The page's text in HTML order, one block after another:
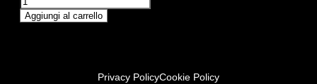
Aggiungi al carrello
Privacy PolicyCookie Policy